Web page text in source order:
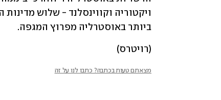
ביותר באוסטרליה מפרוץ המגפה.
(רויטרס)
מצאתם טעות בכתבה? כתבו לנו על זה